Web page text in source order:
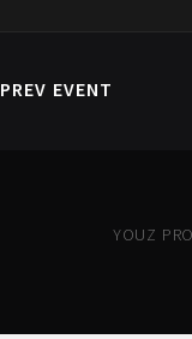
PREV EVENT
YOUZ